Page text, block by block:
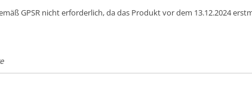
GPSR nicht erforderlich, da das Produkt vor dem 13.12.2024